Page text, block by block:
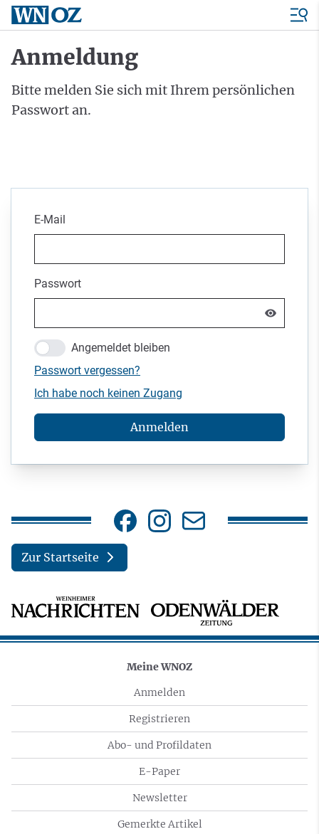
Anmeldung
Bitte melden Sie sich mit Ihrem persönlichen
Passwort an.
E-Mail
Passwort
Angemeldet bleiben
Passwort vergessen?
Ich habe noch keinen Zugang
Anmelden
Zur Startseite
Meine WNOZ
Anmelden
Registrieren
Abo- und Profildaten
E-Paper
Newsletter
Gemerkte Artikel